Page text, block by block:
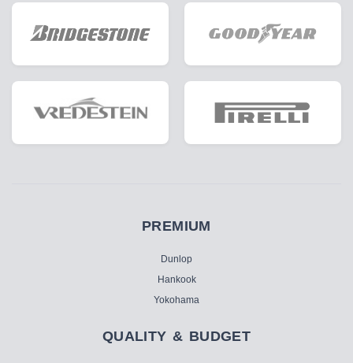
PREMIUM
Dunlop
Hankook
Yokohama
QUALITY & BUDGET